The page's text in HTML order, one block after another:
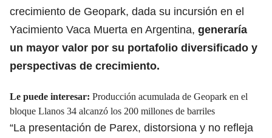
crecimiento de Geopark, dada su incursión en el
Yacimiento Vaca Muerta en Argentina, generaría
un mayor valor por su portafolio diversificado y
perspectivas de crecimiento.
Le puede interesar: Producción acumulada de Geopark en el
bloque Llanos 34 alcanzó los 200 millones de barriles
“La presentación de Parex, distorsiona y no refleja